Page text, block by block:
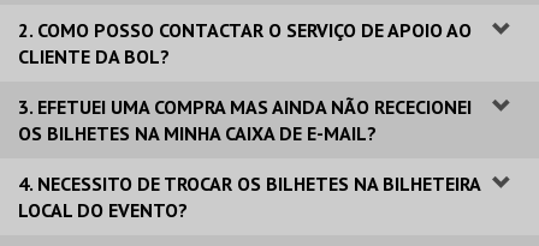
CARTÕES
2. COMO POSSO CONTACTAR O SERVIÇO DE APOIO AO
CLIENTE DA BOL?
3. EFETUEI UMA COMPRA MAS AINDA NÃO RECECIONEI
OS BILHETES NA MINHA CAIXA DE E-MAIL?
4. NECESSITO DE TROCAR OS BILHETES NA BILHETEIRA
LOCAL DO EVENTO?